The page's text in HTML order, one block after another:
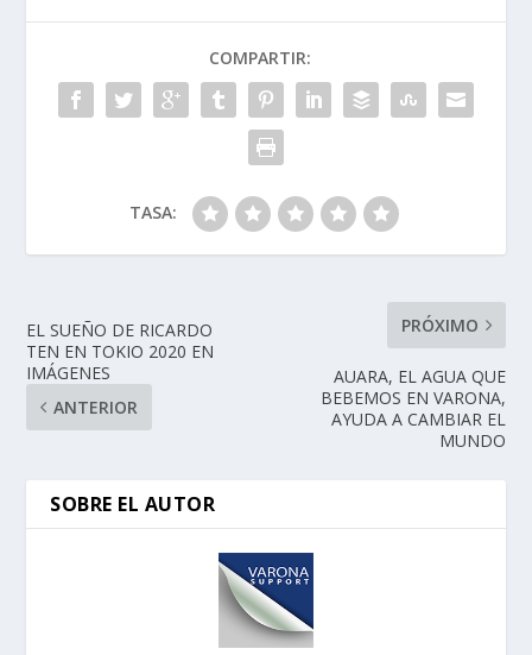
COMPARTIR:
TASA:
EL SUEÑO DE RICARDO
TEN EN TOKIO 2020 EN
IMÁGENES
ANTERIOR
PRÓXIMO
AUARA, EL AGUA QUE
BEBEMOS EN VARONA,
AYUDA A CAMBIAR EL
MUNDO
SOBRE EL AUTOR